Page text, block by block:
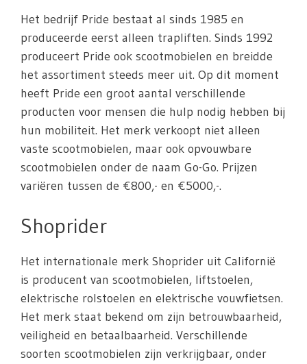
Het bedrijf Pride bestaat al sinds 1985 en
produceerde eerst alleen trapliften. Sinds 1992
produceert Pride ook scootmobielen en breidde
het assortiment steeds meer uit. Op dit moment
heeft Pride een groot aantal verschillende
producten voor mensen die hulp nodig hebben bij
hun mobiliteit. Het merk verkoopt niet alleen
vaste scootmobielen, maar ook opvouwbare
scootmobielen onder de naam Go-Go. Prijzen
variëren tussen de €800,- en €5000,-.
Shoprider
Het internationale merk Shoprider uit Californië
is producent van scootmobielen, liftstoelen,
elektrische rolstoelen en elektrische vouwfietsen.
Het merk staat bekend om zijn betrouwbaarheid,
veiligheid en betaalbaarheid. Verschillende
soorten scootmobielen zijn verkrijgbaar, onder